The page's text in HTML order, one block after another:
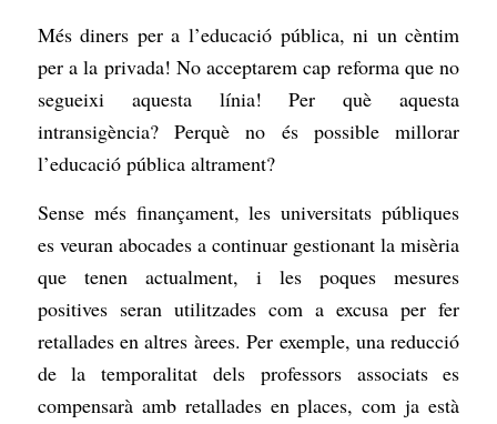
Més diners per a l’educació pública, ni un cèntim
per a la privada! No acceptarem cap reforma que no
segueixi aquesta línia! Per què aquesta
intransigència? Perquè no és possible millorar
l’educació pública altrament?
Sense més finançament, les universitats públiques
es veuran abocades a continuar gestionant la misèria
que tenen actualment, i les poques mesures
positives seran utilitzades com a excusa per fer
retallades en altres àrees. Per exemple, una reducció
de la temporalitat dels professors associats es
compensarà amb retallades en places, com ja està